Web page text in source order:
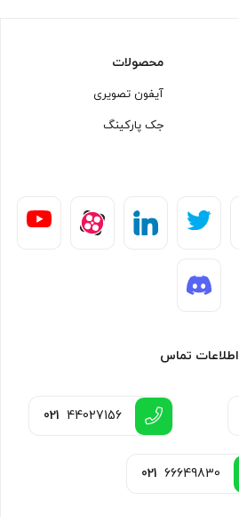
محصولات
آیفون تصویری
جک پارکینگ
اطلاعات تماس
021 44027156
021 66649830